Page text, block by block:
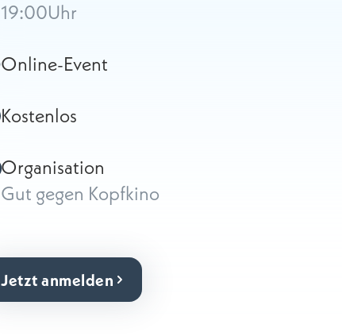
19:00Uhr
Online-Event
Kostenlos
Organisation
Gut gegen Kopfkino
Jetzt anmelden